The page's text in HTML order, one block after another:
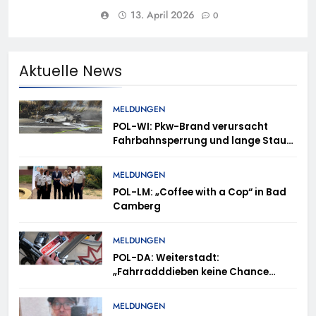
13. April 2026 0
Aktuelle News
MELDUNGEN
POL-WI: Pkw-Brand verursacht
Fahrbahnsperrung und lange Staus
MELDUNGEN
POL-LM: „Coffee with a Cop“ in Bad
Camberg
MELDUNGEN
POL-DA: Weiterstadt:
„Fahrradddieben keine Chance
Anmeldung erforderlich
MELDUNGEN